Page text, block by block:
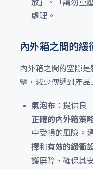
放」、「請勿重
處理。
內外箱之間的緩
內外箱之間的空隙是
擊，減少傳遞到產品
氣泡布 ：提供良
正確的內外箱策
中受損的風險。
擇和有效的緩衝
護屏障，確保其